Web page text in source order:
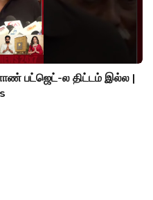
பட்ஜெட்-ல திட்டம் இல்ல |